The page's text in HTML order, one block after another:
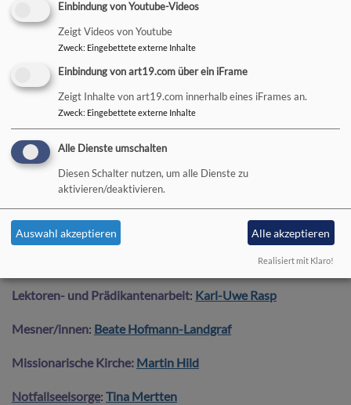
Dekanatsposaunenchor (Obmann):
Diakonie:vakant
Diasporaarbeit
Ehrenamtlichenarbeit:Harald Richter
Erwachsenenbildung:Stefan Wurth
Jugendarbeit:Lutz Mertten
Kindergärten:Beate Hofmann-Landgraf
Lektoren- und Prädikantenarbeit: Karl-Uwe Rasp
Mesner/innen: Beate Hofmann-Landgraf
Missionarische Kirche: Martin Hild
Notfallseelsorge: Tina Mertten
Einbindung von Youtube-Videos
Zeigt Videos von Youtube
Zweck: Eingebettete externe Inhalte
Einbindung von art19.com über ein iFrame
Zeigt Inhalte von art19.com innerhalb eines iFrames an.
Zweck: Eingebettete externe Inhalte
Alle Dienste umschalten
Diesen Schalter nutzen, um alle Dienste zu
aktivieren/deaktivieren.
Auswahl akzeptieren Alle akzeptieren
Realisiert mit Klaro!